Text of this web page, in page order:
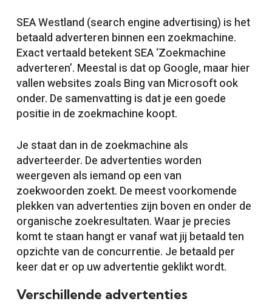
SEA Westland (search engine advertising) is het
betaald adverteren binnen een zoekmachine.
Exact vertaald betekent SEA ‘Zoekmachine
adverteren’. Meestal is dat op Google, maar hier
vallen websites zoals Bing van Microsoft ook
onder. De samenvatting is dat je een goede
positie in de zoekmachine koopt.
Je staat dan in de zoekmachine als
adverteerder. De advertenties worden
weergeven als iemand op een van
zoekwoorden zoekt. De meest voorkomende
plekken van advertenties zijn boven en onder de
organische zoekresultaten. Waar je precies
komt te staan hangt er vanaf wat jij betaald ten
opzichte van de concurrentie. Je betaald per
keer dat er op uw advertentie geklikt wordt.
Verschillende advertenties